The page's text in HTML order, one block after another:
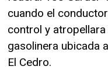
cuando el
control y
gasolinera ubicada
El Cedro.